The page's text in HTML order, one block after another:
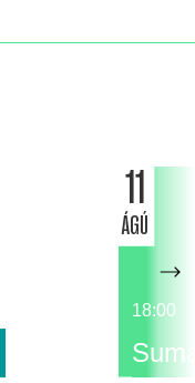
11
ÁGÚ
18:00